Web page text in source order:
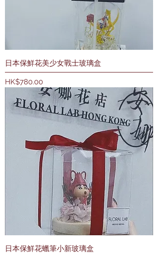
日本保鮮花美少女戰士玻璃盒
價格
HK$780.00
日本保鮮花蠟筆小新玻璃盒